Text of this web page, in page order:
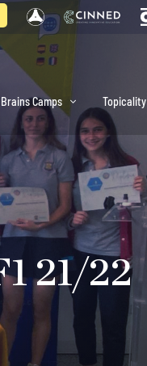
Brains Camps Topicality
21/22